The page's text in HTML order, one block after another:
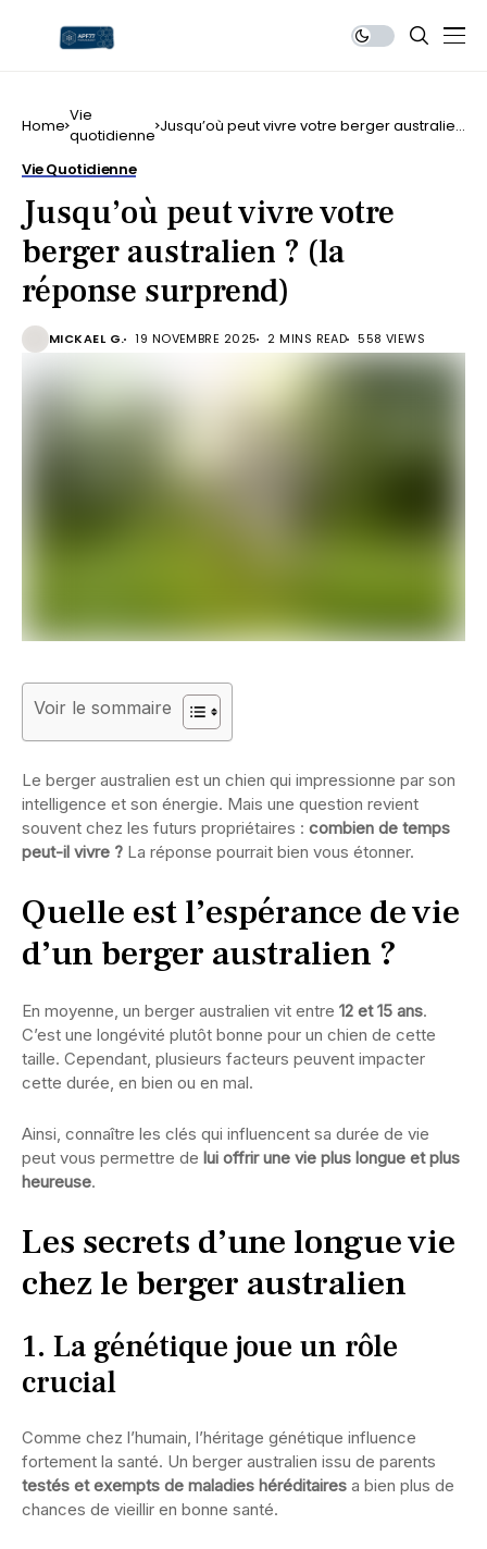
Home Vie
quotidienne Jusqu’où peut vivre votre berger australien
Vie Quotidienne
Jusqu’où peut vivre votre
berger australien ? (la
réponse surprend)
MICKAEL G. 19 NOVEMBRE 2025 2 MINS READ 558 VIEWS
Voir le sommaire
Le berger australien est un chien qui impressionne par son
intelligence et son énergie. Mais une question revient
souvent chez les futurs propriétaires : combien de temps
peut-il vivre ? La réponse pourrait bien vous étonner.
Quelle est l’espérance de vie
d’un berger australien ?
En moyenne, un berger australien vit entre 12 et 15 ans.
C’est une longévité plutôt bonne pour un chien de cette
taille. Cependant, plusieurs facteurs peuvent impacter
cette durée, en bien ou en mal.
Ainsi, connaître les clés qui influencent sa durée de vie
peut vous permettre de lui offrir une vie plus longue et plus
heureuse.
Les secrets d’une longue vie
chez le berger australien
1. La génétique joue un rôle
crucial
Comme chez l’humain, l’héritage génétique influence
fortement la santé. Un berger australien issu de parents
testés et exempts de maladies héréditaires a bien plus de
chances de vieillir en bonne santé.